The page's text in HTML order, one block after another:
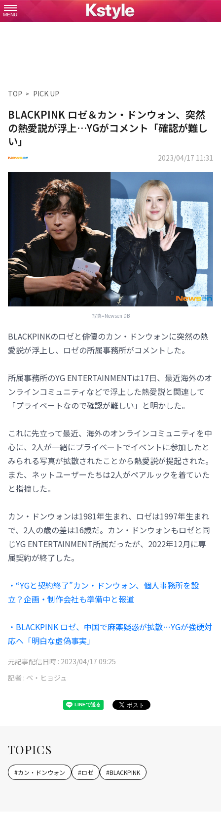
MENU
TOP PICK UP
BLACKPINK ロゼ＆カン・ドンウォン、突然
の熱愛説が浮上…YGがコメント「確認が難し
い」
2023/04/17 11:31
写真=Newsen DB
BLACKPINKのロゼと俳優のカン・ドンウォンに突然の熱
愛説が浮上し、ロゼの所属事務所がコメントした。
所属事務所のYG ENTERTAINMENTは17日、最近海外のオ
ンラインコミュニティなどで浮上した熱愛説と関連して
「プライベートなので確認が難しい」と明かした。
これに先立って最近、海外のオンラインコミュニティを中
心に、2人が一緒にプライベートでイベントに参加したと
みられる写真が拡散されたことから熱愛説が提起された。
また、ネットユーザーたちは2人がペアルックを着ていた
と指摘した。
カン・ドンウォンは1981年生まれ、ロゼは1997年生まれ
で、2人の歳の差は16歳だ。カン・ドンウォンもロゼと同
じYG ENTERTAINMENT所属だったが、2022年12月に専
属契約が終了した。
・“YGと契約終了”カン・ドンウォン、個人事務所を設
立？企画・制作会社も準備中と報道
・BLACKPINK ロゼ、中国で麻薬疑惑が拡散…YGが強硬対
応へ「明白な虚偽事実」
元記事配信日時 : 2023/04/17 09:25
記者 : ペ・ヒョジュ
TOPICS
#カン・ドンウォン #ロゼ #BLACKPINK